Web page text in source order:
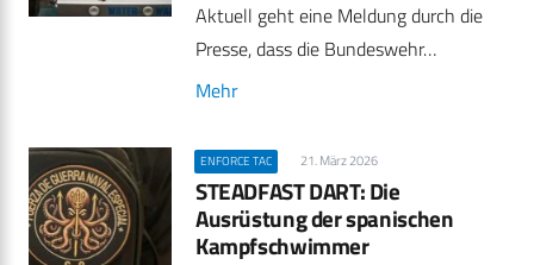
Aktuell geht eine Meldung durch die
Presse, dass die Bundeswehr…
Mehr
ENFORCE TAC 21. März 2026
STEADFAST DART: Die
Ausrüstung der spanischen
Kampfschwimmer